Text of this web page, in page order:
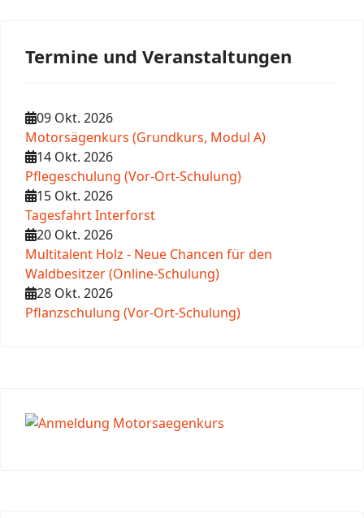
Termine und Veranstaltungen
09 Okt. 2026
Motorsägenkurs (Grundkurs, Modul A)
14 Okt. 2026
Pflegeschulung (Vor-Ort-Schulung)
15 Okt. 2026
Tagesfahrt Interforst
20 Okt. 2026
Multitalent Holz - Neue Chancen für den
Waldbesitzer (Online-Schulung)
28 Okt. 2026
Pflanzschulung (Vor-Ort-Schulung)